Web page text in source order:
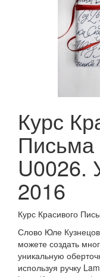
Курс
Письма
U0026.
2016
Курс Красивого
Слово Юле
можете создать
уникальную
используя ручку